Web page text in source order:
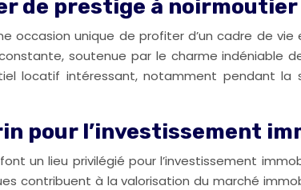
de prestige à noirmoutier
occasion unique de profiter d’un cadre de
soutenue par le charme indéniable
locatif intéressant, notamment pendant
pour l’investissement
un lieu privilégié pour l’investissement
contribuent à la valorisation du marché